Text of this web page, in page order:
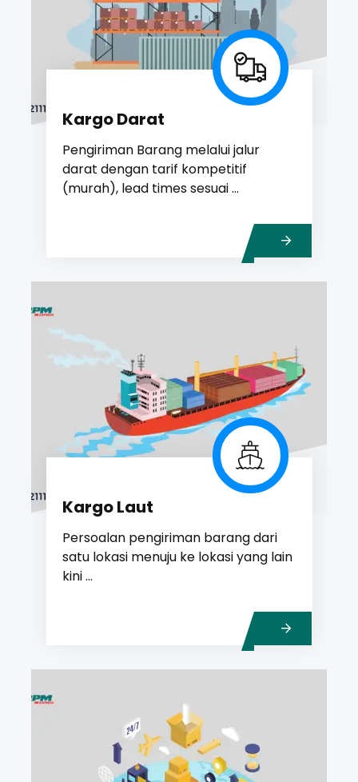
Kargo Darat
Pengiriman Barang melalui jalur
darat dengan tarif kompetitif
(murah), lead times sesuai ...
Kargo Laut
Persoalan pengiriman barang dari
satu lokasi menuju ke lokasi yang lain
kini ...